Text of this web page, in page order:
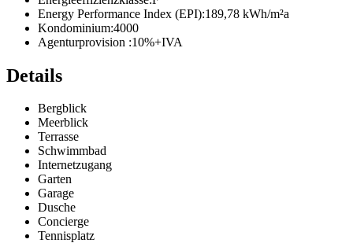
Energy Performance Index (EPI):189,78 kWh/m²a
Kondominium:4000
Agenturprovision :10%+IVA
Details
Bergblick
Meerblick
Terrasse
Schwimmbad
Internetzugang
Garten
Garage
Dusche
Concierge
Tennisplatz